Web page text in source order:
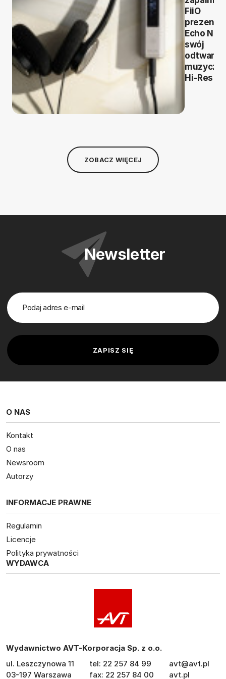
FiiO
Echo
swój
Hi-Res
ZOBACZ WIĘCEJ
Newsletter
O NAS
Kontakt
O nas
Newsroom
Autorzy
INFORMACJE PRAWNE
Regulamin
Licencje
Polityka prywatności
WYDAWCA
Wydawnictwo AVT-Korporacja Sp. z o.o.
ul. Leszczynowa 11
03-197 Warszawa
tel: 22 257 84 99
fax: 22 257 84 00
avt@avt.pl
avt.pl